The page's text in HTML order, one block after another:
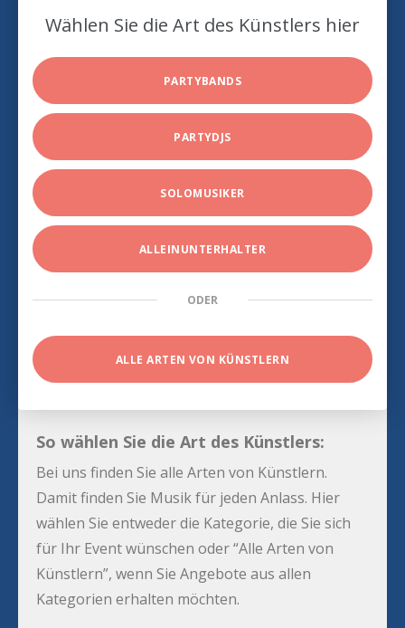
Wählen Sie die Art des Künstlers hier
PARTYBANDS
PARTYDJS
SOLOMUSIKER
ALLEINUNTERHALTER
ODER
ALLE ARTEN VON KÜNSTLERN
So wählen Sie die Art des Künstlers:
Bei uns finden Sie alle Arten von Künstlern.
Damit finden Sie Musik für jeden Anlass. Hier
wählen Sie entweder die Kategorie, die Sie sich
für Ihr Event wünschen oder “Alle Arten von
Künstlern”, wenn Sie Angebote aus allen
Kategorien erhalten möchten.